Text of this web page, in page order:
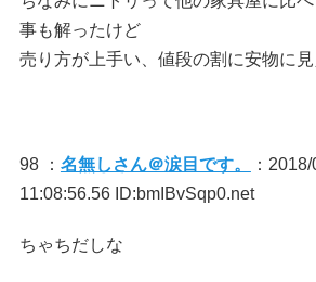
事も解ったけど
売り方が上手い、値段の割に安物に
98 ： 名無しさん＠涙目です。
：
11:08:56.56 ID:bmIBvSqp0.net
ちゃちだしな